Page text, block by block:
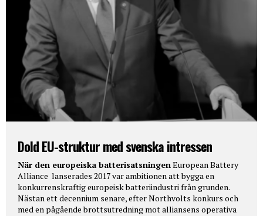
Dold EU-struktur med svenska intressen
När den europeiska batterisatsningen European Battery
Alliance lanserades 2017 var ambitionen att bygga en
konkurrenskraftig europeisk batteriindustri från grunden.
Nästan ett decennium senare, efter Northvolts konkurs och
med en pågående brottsutredning mot alliansens operativa